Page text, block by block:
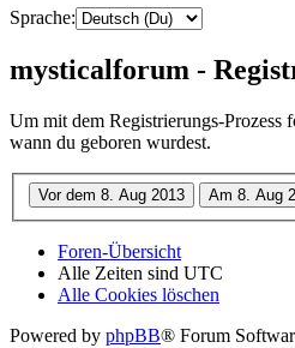
Sprache:
mysticalforum -
Um mit dem Registrierungs-Prozess
wann du geboren wurdest.
Foren-Übersicht
Alle Zeiten sind UTC
Alle Cookies löschen
Powered by phpBB® Forum